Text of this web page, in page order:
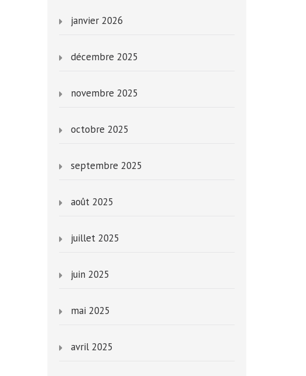
janvier 2026
décembre 2025
novembre 2025
octobre 2025
septembre 2025
août 2025
juillet 2025
juin 2025
mai 2025
avril 2025